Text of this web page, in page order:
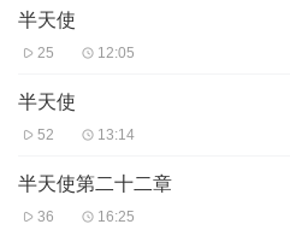
半天使
25 12:05
半天使
52 13:14
半天使第二十二章
36 16:25